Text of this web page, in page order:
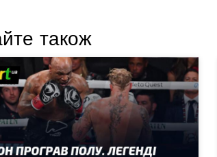
також